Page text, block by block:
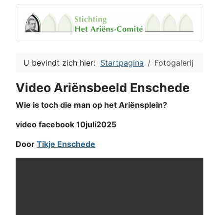
U bevindt zich hier: Startpagina Fotogalerij
Video Ariënsbeeld Enschede
Wie is toch die man op het Ariënsplein?
video facebook 10juli2025
Door Tikje Enschede